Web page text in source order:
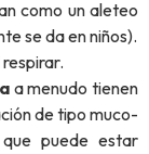
como un aleteo
se da en niños).
a menudo tienen
de tipo muco-
puede estar